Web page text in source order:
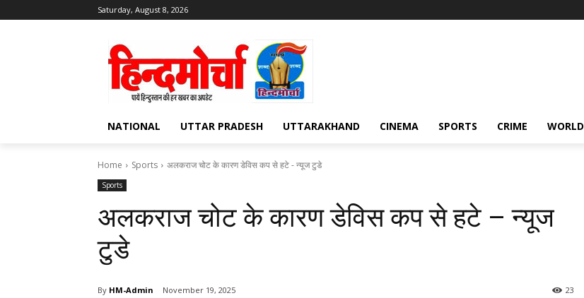
Saturday, August 8, 2026
NATIONAL UTTAR PRADESH UTTARAKHAND CINEMA SPORTS CRIME WORLD
Home Sports अलकराज चोट के कारण डेविस कप से हटे - न्यूज टुडे
Sports
अलकराज चोट के कारण डेविस कप से हटे – न्यूज
टुडे
By HM-Admin November 19, 2025 23